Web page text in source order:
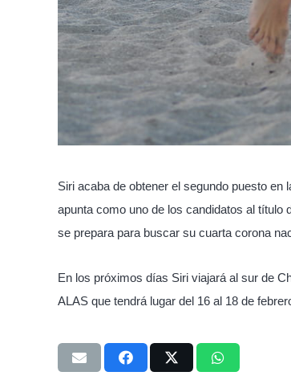
Siri acaba de obtener el segundo puesto
apunta como uno de los candidatos al título
se prepara para buscar su cuarta corona
En los próximos días Siri viajará al sur de
ALAS que tendrá lugar del 16 al 18 de